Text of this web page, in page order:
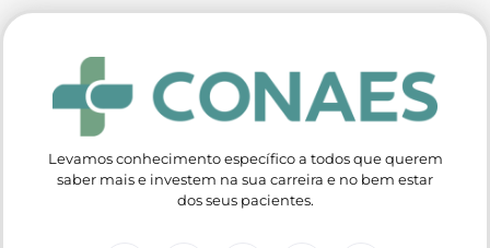
Levamos conhecimento específico a todos que querem
saber mais e investem na sua carreira e no bem estar
dos seus pacientes.